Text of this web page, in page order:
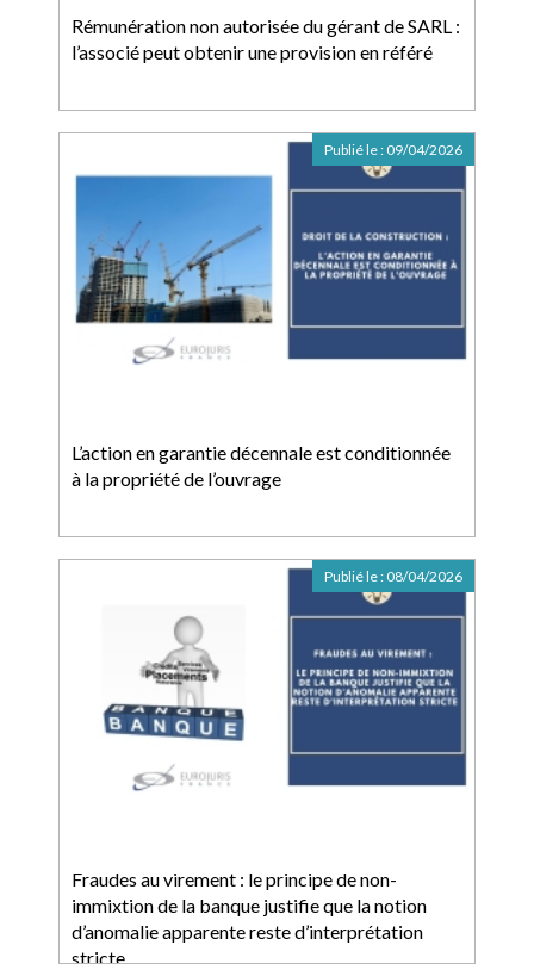
Rémunération non autorisée du gérant de SARL :
l’associé peut obtenir une provision en référé
L’action en garantie décennale est conditionnée
à la propriété de l’ouvrage
Publié le : 09/04/2026
Fraudes au virement : le principe de non-
immixtion de la banque justifie que la notion
d’anomalie apparente reste d’interprétation
stricte
Publié le : 08/04/2026